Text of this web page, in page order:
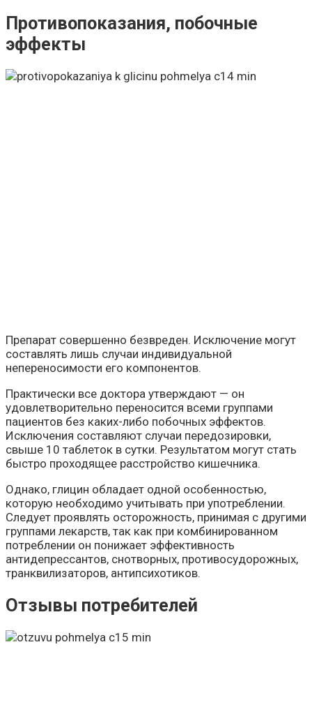
Противопоказания, побочные
эффекты
Препарат совершенно безвреден. Исключение могут
составлять лишь случаи индивидуальной
непереносимости его компонентов.
Практически все доктора утверждают — он
удовлетворительно переносится всеми группами
пациентов без каких-либо побочных эффектов.
Исключения составляют случаи передозировки,
свыше 10 таблеток в сутки. Результатом могут стать
быстро проходящее расстройство кишечника.
Однако, глицин обладает одной особенностью,
которую необходимо учитывать при употреблении.
Следует проявлять осторожность, принимая с другими
группами лекарств, так как при комбинированном
потреблении он понижает эффективность
антидепрессантов, снотворных, противосудорожных,
транквилизаторов, антипсихотиков.
Отзывы потребителей